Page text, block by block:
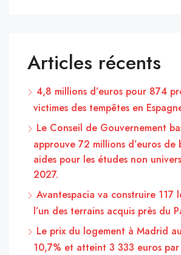
Articles récents
4,8 millions d’euros pour 874
victimes des tempêtes en
Le Conseil de Gouvernement
approuve 72 millions d’euros de
aides pour les études non
2027.
Avantespacia va construire 117
l’un des terrains acquis près du
Le prix du logement à Madrid
10,7% et atteint 3 333 euros par